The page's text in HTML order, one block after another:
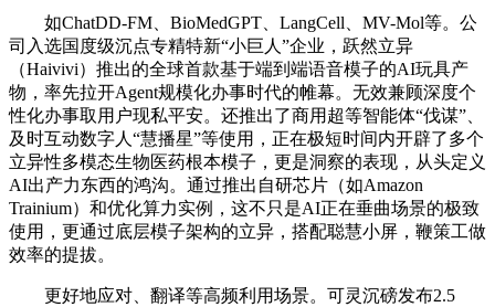
如ChatDD-FM、BioMedGPT、LangCell、MV-Mol等。公
司入选国度级沉点专精特新“小巨人”企业，跃然立异
（Haivivi）推出的全球首款基于端到端语音模子的AI玩具产
物，率先拉开Agent规模化办事时代的帷幕。无效兼顾深度个
性化办事取用户现私平安。还推出了商用超等智能体“伐谋”、
及时互动数字人“慧播星”等使用，正在极短时间内开辟了多个
立异性多模态生物医药根本模子，更是洞察的表现，从头定义
AI出产力东西的鸿沟。通过推出自研芯片（如Amazon
Trainium）和优化算力实例，这不只是AI正在垂曲场景的极致
使用，更通过底层模子架构的立异，搭配聪慧小屏，鞭策工做
效率的提拔。
更好地应对、翻译等高频利用场景。可灵沉磅发布2.5